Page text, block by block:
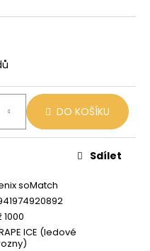
DO KOŠÍKU
soMatch
1000
ICE (ledové
Sdílet